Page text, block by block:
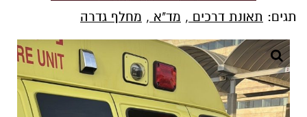
תגים: תאונת דרכים , מד"א , מחלף גדרה